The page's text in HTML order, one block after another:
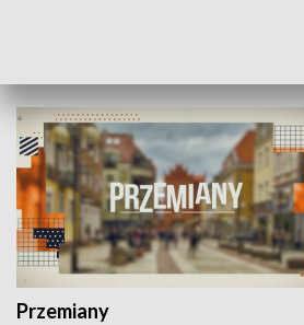
Przemiany